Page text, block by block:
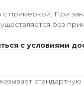
примеркой. При
без
с условиями